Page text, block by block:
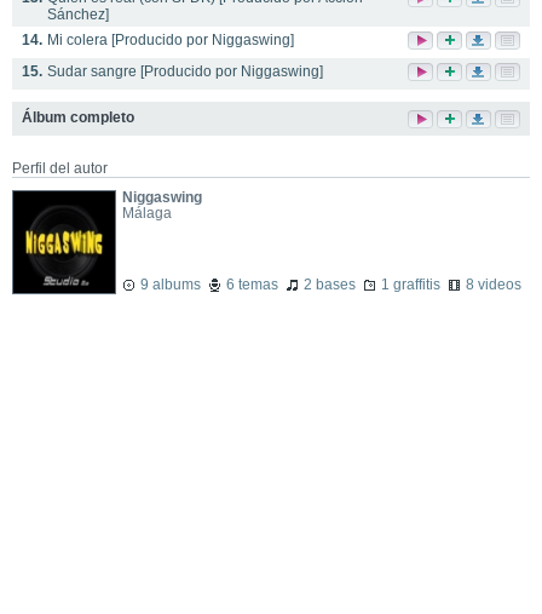
Sánchez]
14. Mi colera [Producido por Niggaswing]
15. Sudar sangre [Producido por Niggaswing]
Álbum completo
Perfil del autor
Niggaswing
Málaga
9 albums 6 temas 2 bases 1 graffitis 8 videos